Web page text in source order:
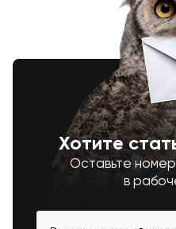
Хотите
Оставьте
в